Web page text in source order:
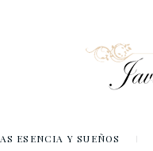
ESENCIA Y SUEÑOS